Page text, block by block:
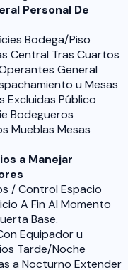
Personal De
Bodega/Piso
Central Tras Cuartos
General
u Mesas
Excluidas Público
Bodegueros
Mueblas Mesas
a Manejar
/ Control Espacio
A Fin Al Momento
Base.
Equipador u
Tarde/Noche
a Nocturno Extender